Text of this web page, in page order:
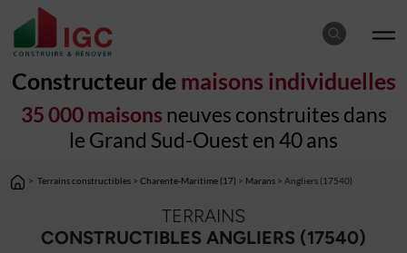
Constructeur de maisons individuelles
35 000 maisons neuves construites dans
le Grand Sud-Ouest en 40 ans
> Terrains constructibles > Charente-Maritime (17) > Marans > Angliers (17540)
TERRAINS
CONSTRUCTIBLES ANGLIERS (17540)